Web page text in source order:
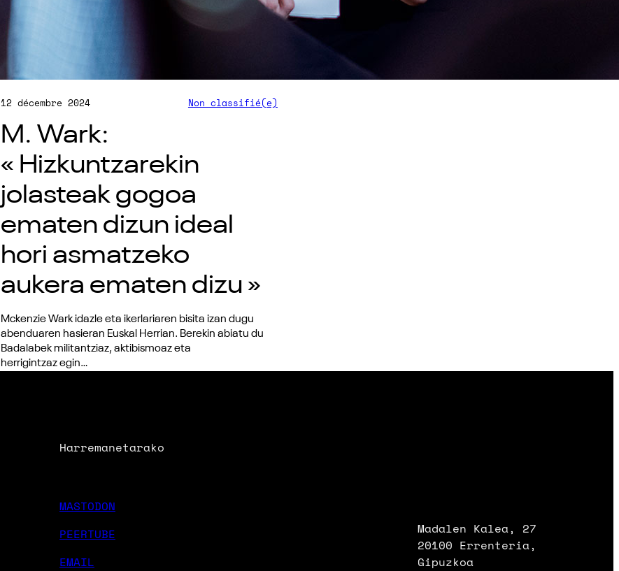
12 décembre 2024 Non classifié(e)
M. Wark:
« Hizkuntzarekin
jolasteak gogoa
ematen dizun ideal
hori asmatzeko
aukera ematen dizu »
Mckenzie Wark idazle eta ikerlariaren bisita izan dugu
abenduaren hasieran Euskal Herrian. Berekin abiatu du
Badalabek militantziaz, aktibismoaz eta
herrigintzaz egin…
Harremanetarako
MASTODON
PEERTUBE
EMAIL
Madalen Kalea, 27
20100 Errenteria,
Gipuzkoa